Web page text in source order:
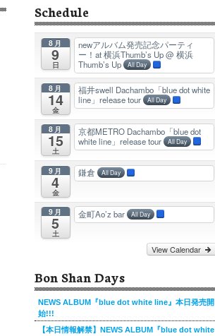
Schedule
8月
9
日
newアルバム発売記念パーティ
ー！at 横浜Thumb’s Up@ 横浜
Thumb’s Up All Day
8月
14
金
福井swell Dachambo「blue dot white
line」release tour All Day
8月
15
土
京都METRO Dachambo「blue dot
white line」release tour All Day
9月
4
金
鎌倉 All Day
9月
5
土
金町Ao’z bar All Day
View Calendar
Bon Shan Days
NEWS ALBUM『blue dot white line』本日発売開
始!!!
【本日情報解禁】NEWS ALBUM『blue dot white